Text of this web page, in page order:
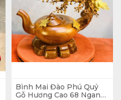
Bình Mai Đào Phú Quý
Gỗ Hương Cao 68 Ngang